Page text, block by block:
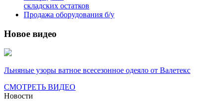
складских остатков
Продажа оборудования б/у
Новое видео
Льняные узоры ватное всесезонное одеяло от Валетекс
СМОТРЕТЬ ВИДЕО
Новости